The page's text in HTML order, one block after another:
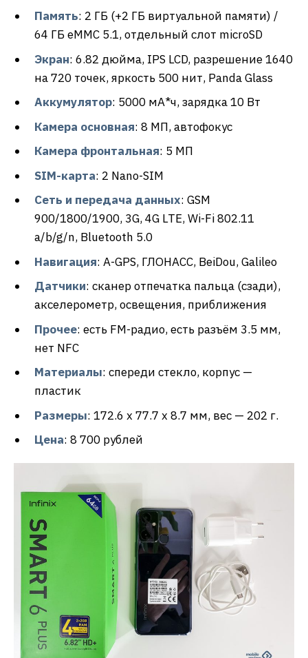
Память: 2 ГБ (+2 ГБ виртуальной памяти) /
64 ГБ eMMC 5.1, отдельный слот microSD
Экран: 6.82 дюйма, IPS LCD, разрешение 1640
на 720 точек, яркость 500 нит, Panda Glass
Аккумулятор: 5000 мА*ч, зарядка 10 Вт
Камера основная: 8 МП, автофокус
Камера фронтальная: 5 МП
SIM-карта: 2 Nano-SIM
Сеть и передача данных: GSM
900/1800/1900, 3G, 4G LTE, Wi-Fi 802.11
a/b/g/n, Bluetooth 5.0
Навигация: A-GPS, ГЛОНАСС, BeiDou, Galileo
Датчики: сканер отпечатка пальца (сзади),
акселерометр, освещения, приближения
Прочее: есть FM-радио, есть разъём 3.5 мм,
нет NFC
Материалы: спереди стекло, корпус —
пластик
Размеры: 172.6 x 77.7 x 8.7 мм, вес — 202 г.
Цена: 8 700 рублей